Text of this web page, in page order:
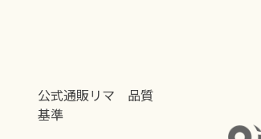
公式通販リマ 品質
基準